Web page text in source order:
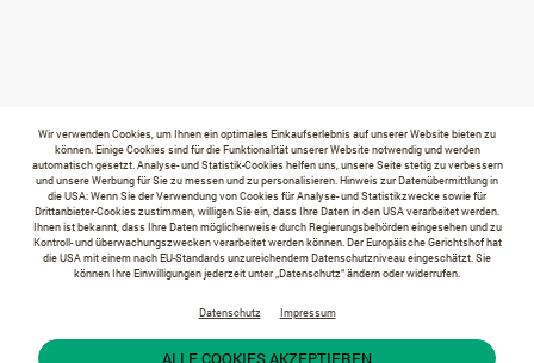
Wir verwenden Cookies, um Ihnen ein optimales Einkaufserlebnis auf unserer Website bieten zu
können. Einige Cookies sind für die Funktionalität unserer Website notwendig und werden
automatisch gesetzt. Analyse- und Statistik-Cookies helfen uns, unsere Seite stetig zu verbessern
und unsere Werbung für Sie zu messen und zu personalisieren. Hinweis zur Datenübermittlung in
die USA: Wenn Sie der Verwendung von Cookies für Analyse- und Statistikzwecke sowie für
Drittanbieter-Cookies zustimmen, willigen Sie ein, dass Ihre Daten in den USA verarbeitet werden.
Ihnen ist bekannt, dass Ihre Daten möglicherweise durch Regierungsbehörden eingesehen und zu
Kontroll- und überwachungszwecken verarbeitet werden können. Der Europäische Gerichtshof hat
die USA mit einem nach EU-Standards unzureichendem Datenschutzniveau eingeschätzt. Sie
können Ihre Einwilligungen jederzeit unter „Datenschutz“ ändern oder widerrufen.
Datenschutz Impressum
ALLE COOKIES AKZEPTIEREN